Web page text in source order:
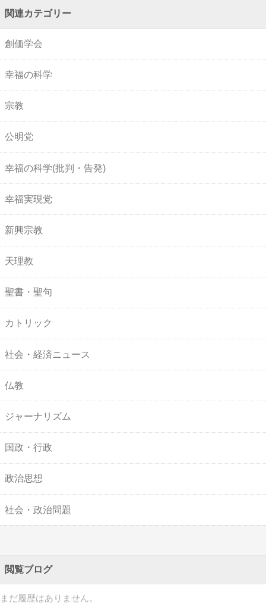
関連カテゴリー
創価学会
幸福の科学
宗教
公明党
幸福の科学(批判・告発)
幸福実現党
新興宗教
天理教
聖書・聖句
カトリック
社会・経済ニュース
仏教
ジャーナリズム
国政・行政
政治思想
社会・政治問題
閲覧ブログ
まだ履歴はありません。